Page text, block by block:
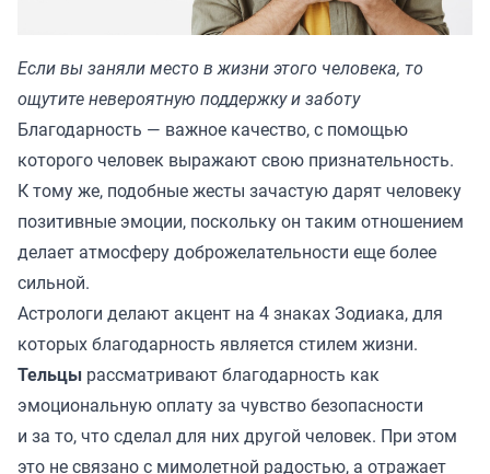
Если вы заняли место в жизни этого человека, то
ощутите невероятную поддержку и заботу
Благодарность — важное качество, с помощью
которого человек выражают свою признательность.
К тому же, подобные жесты зачастую дарят человеку
позитивные эмоции, поскольку он таким отношением
делает атмосферу доброжелательности еще более
сильной.
Астрологи делают акцент на 4 знаках Зодиака, для
которых благодарность является стилем жизни.
Тельцы рассматривают благодарность как
эмоциональную оплату за чувство безопасности
и за то, что сделал для них другой человек. При этом
это не связано с мимолетной радостью, а отражает